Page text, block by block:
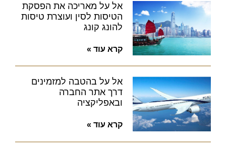
אל על מאריכה את הפסקת
הטיסות לסין ועוצרת טיסות
להונג קונג
קרא עוד »
אל על בהטבה למזמינים
דרך אתר החברה
ובאפליקציה
קרא עוד »